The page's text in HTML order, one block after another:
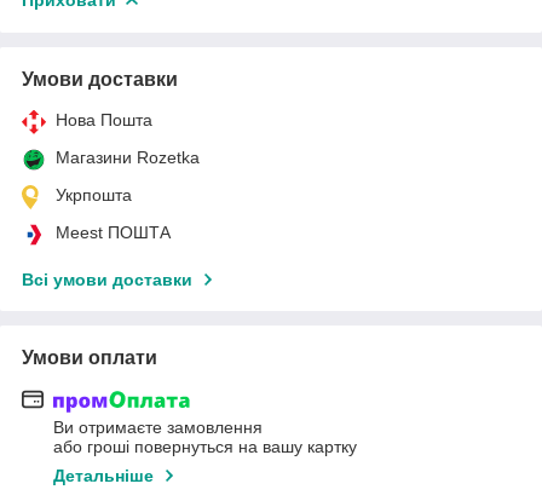
Умови доставки
Нова Пошта
Магазини Rozetka
Укрпошта
Meest ПОШТА
Всі умови доставки
Умови оплати
Ви отримаєте замовлення
або гроші повернуться на вашу картку
Детальніше